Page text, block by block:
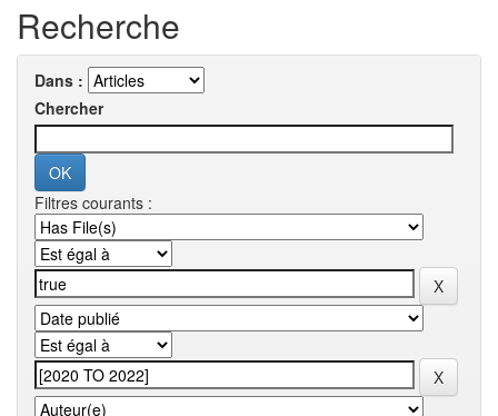
Recherche
Dans :
Chercher
Filtres courants :